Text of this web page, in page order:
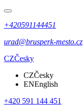
+420591144451
urad@brusperk-mesto.cz
CZČesky
CZČesky
ENEnglish
+420 591 144 451